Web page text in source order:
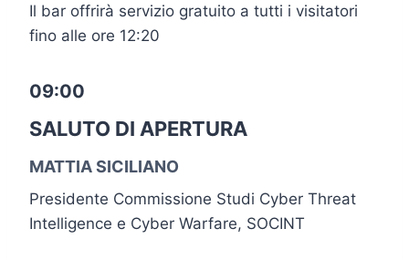
Il bar offrirà servizio gratuito a tutti i visitatori
fino alle ore 12:20
09:00
SALUTO DI APERTURA
MATTIA SICILIANO
Presidente Commissione Studi Cyber Threat
Intelligence e Cyber Warfare, SOCINT